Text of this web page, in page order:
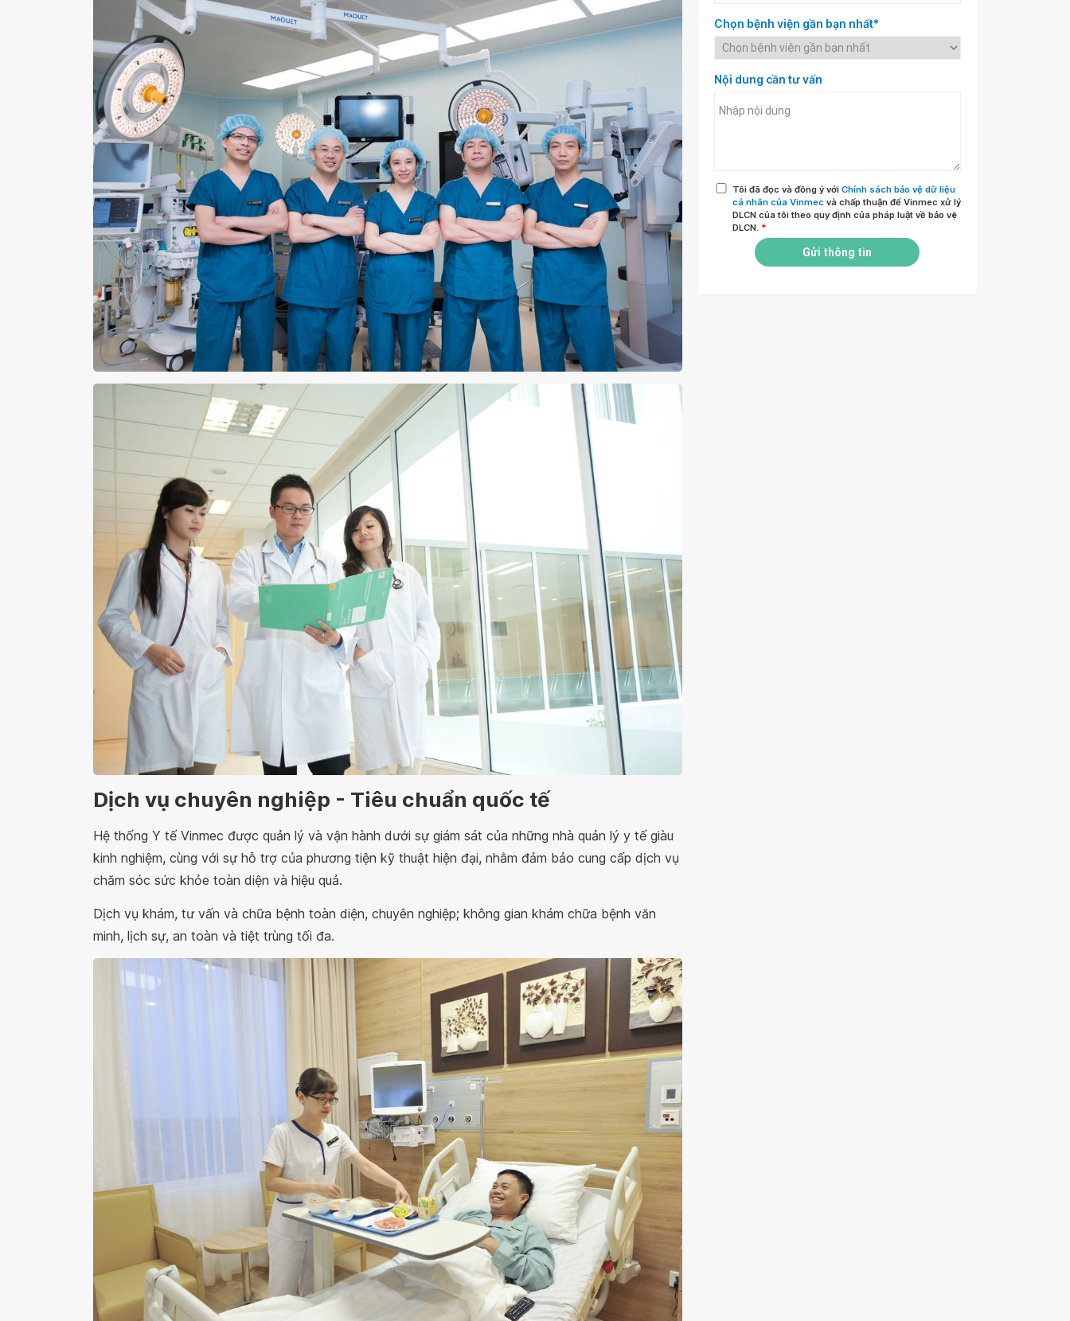
Dịch vụ chuyên nghiệp - Tiêu chuẩn quốc tế
Hệ thống Y tế Vinmec được quản lý và vận hành dưới sự giám sát của những nhà quản lý y tế giàu
kinh nghiệm, cùng với sự hỗ trợ của phương tiện kỹ thuật hiện đại, nhằm đảm bảo cung cấp dịch vụ
chăm sóc sức khỏe toàn diện và hiệu quả.
Dịch vụ khám, tư vấn và chữa bệnh toàn diện, chuyên nghiệp; không gian khám chữa bệnh văn
minh, lịch sự, an toàn và tiệt trùng tối đa.
Chọn bệnh viện gần bạn nhất*
Nội dung cần tư vấn
Tôi đã đọc và đồng ý với Chính sách bảo vệ dữ liệu
cá nhân của Vinmec và chấp thuận để Vinmec xử lý
DLCN của tôi theo quy định của pháp luật về bảo vệ
DLCN. *
Gửi thông tin